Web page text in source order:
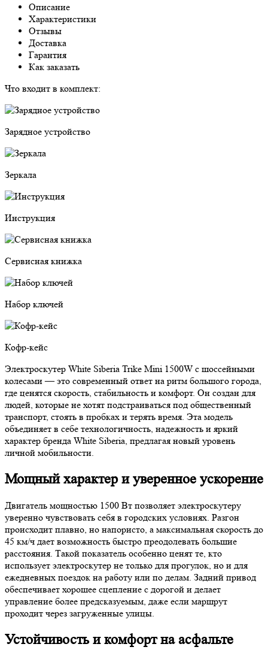
Описание
Характеристики
Отзывы
Доставка
Гарантия
Как заказать
Что входит в комплект:
Зарядное устройство
Зеркала
Инструкция
Сервисная книжка
Набор ключей
Кофр-кейс
Электроскутер White Siberia Trike Mini 1500W с шоссейными
колесами — это современный ответ на ритм большого города,
где ценятся скорость, стабильность и комфорт. Он создан для
людей, которые не хотят подстраиваться под общественный
транспорт, стоять в пробках и терять время. Эта модель
объединяет в себе технологичность, надежность и яркий
характер бренда White Siberia, предлагая новый уровень
личной мобильности.
Мощный характер и уверенное ускорение
Двигатель мощностью 1500 Вт позволяет электроскутеру
уверенно чувствовать себя в городских условиях. Разгон
происходит плавно, но напористо, а максимальная скорость до
45 км/ч дает возможность быстро преодолевать большие
расстояния. Такой показатель особенно ценят те, кто
использует электроскутер не только для прогулок, но и для
ежедневных поездок на работу или по делам. Задний привод
обеспечивает хорошее сцепление с дорогой и делает
управление более предсказуемым, даже если маршрут
проходит через загруженные улицы.
Устойчивость и комфорт на асфальте